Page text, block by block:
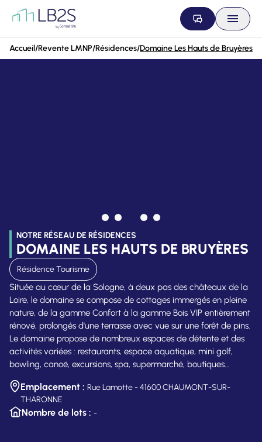
Aller au contenu
Accueil/Revente LMNP/Résidences/Domaine Les Hauts de Bruyères
NOTRE RÉSEAU DE RÉSIDENCES
DOMAINE LES HAUTS DE BRUYÈRES
Résidence Tourisme
Située au cœur de la Sologne, à deux pas des châteaux de la
Loire, le domaine se compose de cottages immergés en pleine
nature, de la gamme Confort à la gamme Bois VIP entièrement
rénové, prolongés d'une terrasse avec vue sur une forêt de pins.
Le domaine propose de nombreux espaces de détente et des
activités variées : restaurants, espace aquatique, mini golf,
bowling, canoë, excursions, spa, supermarché, boutiques...
Emplacement :Rue Lamotte - 41600 CHAUMONT-SUR-
THARONNE
Nombre de lots : -